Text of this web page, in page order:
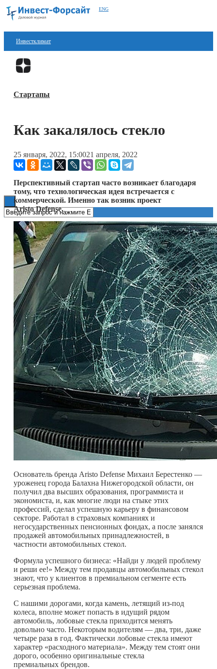
ENG
Инвестклимат
Финансы
Блокчейн
ESG
Стартапы
Как закалялось стекло
25 января, 2022, 15:0021 апреля, 2022
Перспективный стартап часто возникает благодаря
тому, что технологическая идея встречается с
коммерческой. Именно так возник проект
Aristo Defense.
Основатель бренда Aristo Defense Михаил Берестенко —
уроженец города Балахна Нижегородской области, он
получил два высших образования, программиста и
экономиста, и, как многие люди на стыке этих
профессий, сделал успешную карьеру в финансовом
секторе. Работал в страховых компаниях и
негосударственных пенсионных фондах, а после занялся
продажей автомобильных принадлежностей, в
частности автомобильных стекол.
Формула успешного бизнеса: «Найди у людей проблему
и реши ее!» Между тем продавцы автомобильных стекол
знают, что у клиентов в премиальном сегменте есть
серьезная проблема.
С нашими дорогами, когда камень, летящий из-под
колеса, вполне может попасть в идущий рядом
автомобиль, лобовые стекла приходится менять
довольно часто. Некоторым водителям — два, три, даже
четыре раза в год. Фактически лобовые стекла имеют
характер «расходного материала». Между тем стоят они
дорого, особенно оригинальные стекла
премиальных брендов.